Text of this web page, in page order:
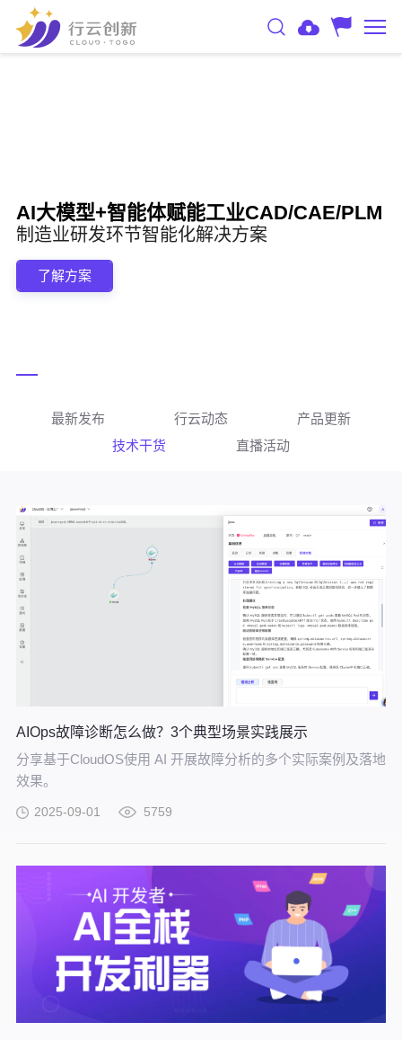
模型+智能体赋能工业CAD/CAE/PLM
业研发环节智能化解决方案
解方案
AI
最新发布 行云动态
产品更新
技术干货
直播活动
AIOps故障诊断怎么做？3个典型场景实践展示
分享基于CloudOS使用 AI 开展故障分析的多个实际案例及落地
效果。
2025-09-01 5759